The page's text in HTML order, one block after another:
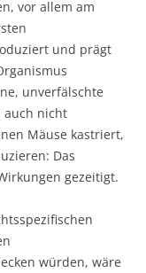
vor allem am
und prägt
unverfälschte
auch nicht
Mäuse kastriert,
Das
gezeitigt.
würden, wäre